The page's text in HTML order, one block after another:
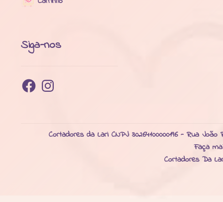
Siga-nos
FacebookInstagram
Cortadores da Lari CNPJ: 30264100000196 - Rua
Faça
Cortadores Da